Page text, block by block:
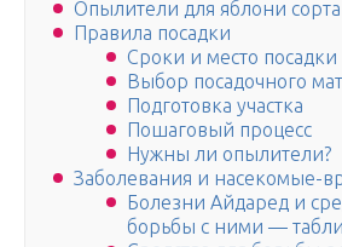
Опылители для яблони
Правила посадки
Сроки и место посадки
Выбор посадочного
Подготовка участка
Пошаговый процесс
Нужны ли опылители?
Заболевания и насекомые-
Болезни Айдаред и
борьбы с ними —